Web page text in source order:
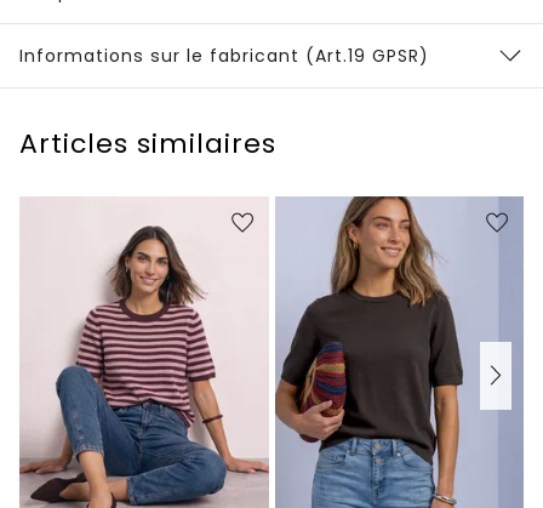
Informations sur le fabricant (Art.19 GPSR)
Articles similaires